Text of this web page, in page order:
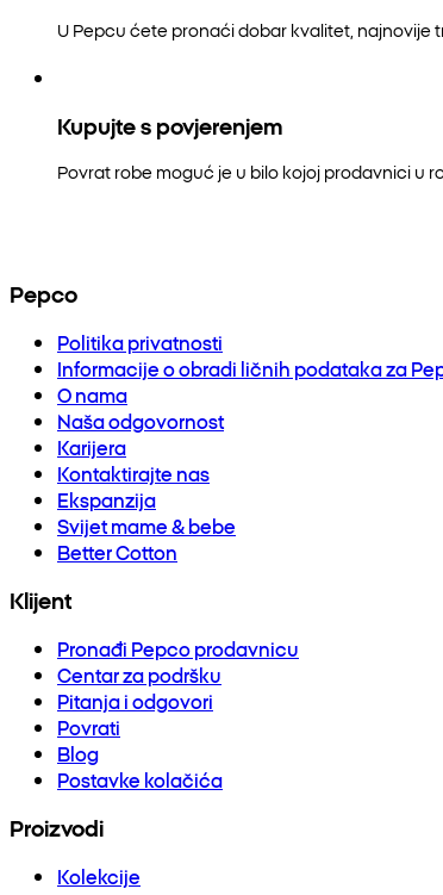
U Pepcu ćete pronaći dobar kvalitet, najnovije
Kupujte s povjerenjem
Povrat robe moguć je u bilo kojoj prodavnici u
Pepco
Politika privatnosti
Informacije o obradi ličnih podataka za
O nama
Naša odgovornost
Karijera
Kontaktirajte nas
Ekspanzija
Svijet mame & bebe
Better Cotton
Klijent
Pronađi Pepco prodavnicu
Centar za podršku
Pitanja i odgovori
Povrati
Blog
Postavke kolačića
Proizvodi
Kolekcije